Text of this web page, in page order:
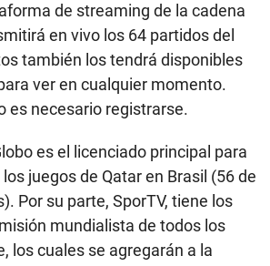
de streaming de la cadena
en vivo los 64 partidos del
también los tendrá disponibles
ver en cualquier momento.
es necesario registrarse.
es el licenciado principal para
juegos de Qatar en Brasil (56 de
Por su parte, SporTV, tiene los
mundialista de todos los
los cuales se agregarán a la